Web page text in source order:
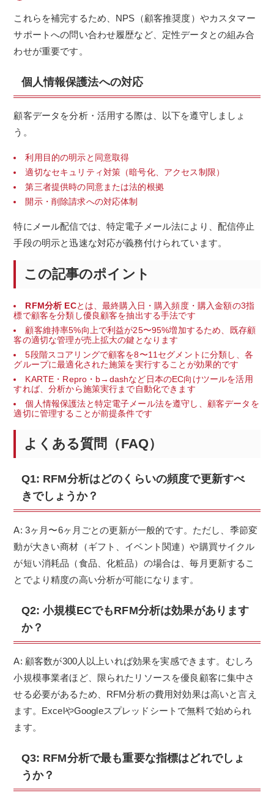
これらを補完するため、NPS（顧客推奨度）やカスタマー
サポートへの問い合わせ履歴など、定性データとの組み合
わせが重要です。
個人情報保護法への対応
顧客データを分析・活用する際は、以下を遵守しましょ
う。
利用目的の明示と同意取得
適切なセキュリティ対策（暗号化、アクセス制限）
第三者提供時の同意または法的根拠
開示・削除請求への対応体制
特にメール配信では、特定電子メール法により、配信停止
手段の明示と迅速な対応が義務付けられています。
この記事のポイント
RFM分析 ECとは、最終購入日・購入頻度・購入金額の3指
標で顧客を分類し優良顧客を抽出する手法です
顧客維持率5%向上で利益が25〜95%増加するため、既存顧
客の適切な管理が売上拡大の鍵となります
5段階スコアリングで顧客を8〜11セグメントに分類し、各
グループに最適化された施策を実行することが効果的です
KARTE・Repro・b→dashなど日本のEC向けツールを活用
すれば、分析から施策実行まで自動化できます
個人情報保護法と特定電子メール法を遵守し、顧客データを
適切に管理することが前提条件です
よくある質問（FAQ）
Q1: RFM分析はどのくらいの頻度で更新すべ
きでしょうか？
A: 3ヶ月〜6ヶ月ごとの更新が一般的です。ただし、季節変
動が大きい商材（ギフト、イベント関連）や購買サイクル
が短い消耗品（食品、化粧品）の場合は、毎月更新するこ
とでより精度の高い分析が可能になります。
Q2: 小規模ECでもRFM分析は効果があります
か？
A: 顧客数が300人以上いれば効果を実感できます。むしろ
小規模事業者ほど、限られたリソースを優良顧客に集中さ
せる必要があるため、RFM分析の費用対効果は高いと言え
ます。ExcelやGoogleスプレッドシートで無料で始められ
ます。
Q3: RFM分析で最も重要な指標はどれでしょ
うか？